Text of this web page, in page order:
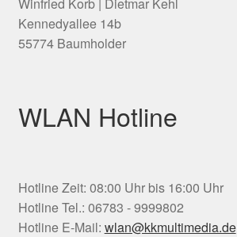
Winfried Korb | Dietmar Kehl
Kennedyallee 14b
55774 Baumholder
WLAN Hotline
Hotline Zeit: 08:00 Uhr bis 16:00 Uhr
Hotline Tel.: 06783 - 9999802
Hotline E-Mail: wlan@kkmultimedia.de